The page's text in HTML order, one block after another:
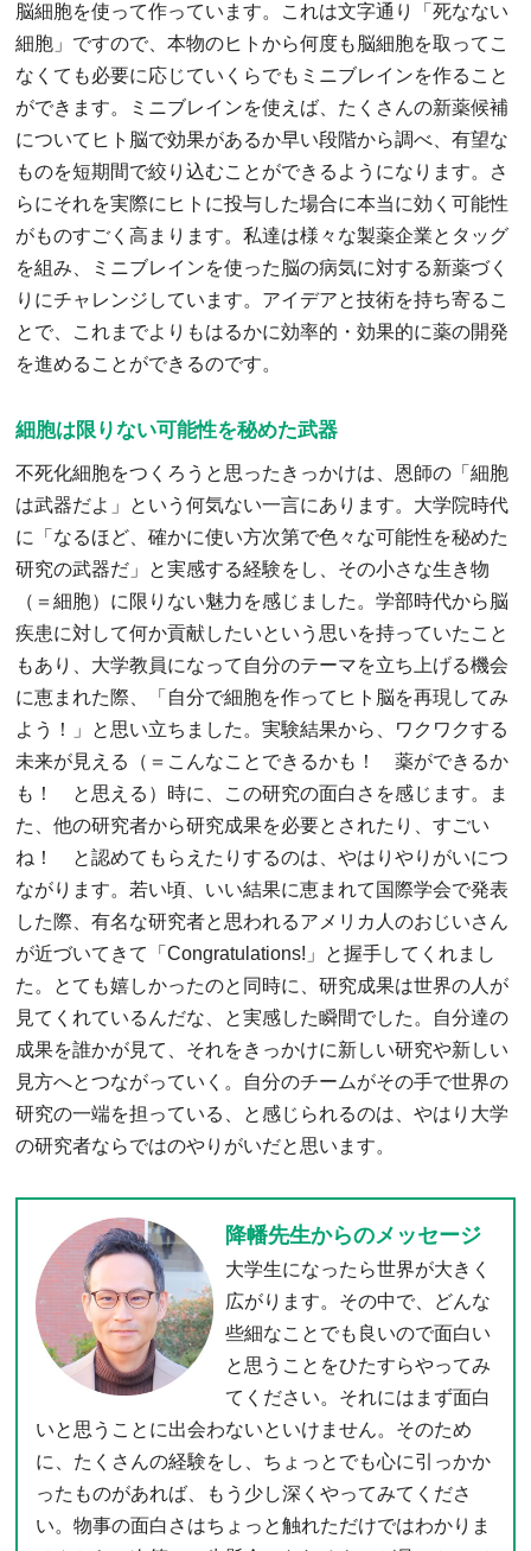
脳細胞を使って作っています。これは文字通り「死なない
細胞」ですので、本物のヒトから何度も脳細胞を取ってこ
なくても必要に応じていくらでもミニブレインを作ること
ができます。ミニブレインを使えば、たくさんの新薬候補
についてヒト脳で効果があるか早い段階から調べ、有望な
ものを短期間で絞り込むことができるようになります。さ
らにそれを実際にヒトに投与した場合に本当に効く可能性
がものすごく高まります。私達は様々な製薬企業とタッグ
を組み、ミニブレインを使った脳の病気に対する新薬づく
りにチャレンジしています。アイデアと技術を持ち寄るこ
とで、これまでよりもはるかに効率的・効果的に薬の開発
を進めることができるのです。
細胞は限りない可能性を秘めた武器
不死化細胞をつくろうと思ったきっかけは、恩師の「細胞
は武器だよ」という何気ない一言にあります。大学院時代
に「なるほど、確かに使い方次第で色々な可能性を秘めた
研究の武器だ」と実感する経験をし、その小さな生き物
（＝細胞）に限りない魅力を感じました。学部時代から脳
疾患に対して何か貢献したいという思いを持っていたこと
もあり、大学教員になって自分のテーマを立ち上げる機会
に恵まれた際、「自分で細胞を作ってヒト脳を再現してみ
よう！」と思い立ちました。実験結果から、ワクワクする
未来が見える（＝こんなことできるかも！ 薬ができるか
も！ と思える）時に、この研究の面白さを感じます。ま
た、他の研究者から研究成果を必要とされたり、すごい
ね！ と認めてもらえたりするのは、やはりやりがいにつ
ながります。若い頃、いい結果に恵まれて国際学会で発表
した際、有名な研究者と思われるアメリカ人のおじいさん
が近づいてきて「Congratulations!」と握手してくれまし
た。とても嬉しかったのと同時に、研究成果は世界の人が
見てくれているんだな、と実感した瞬間でした。自分達の
成果を誰かが見て、それをきっかけに新しい研究や新しい
見方へとつながっていく。自分のチームがその手で世界の
研究の一端を担っている、と感じられるのは、やはり大学
の研究者ならではのやりがいだと思います。
降幡先生からのメッセージ
大学生になったら世界が大きく
広がります。その中で、どんな
些細なことでも良いので面白い
と思うことをひたすらやってみ
てください。それにはまず面白
いと思うことに出会わないといけません。そのため
に、たくさんの経験をし、ちょっとでも心に引っかか
ったものがあれば、もう少し深くやってみてくださ
い。物事の面白さはちょっと触れただけではわかりま